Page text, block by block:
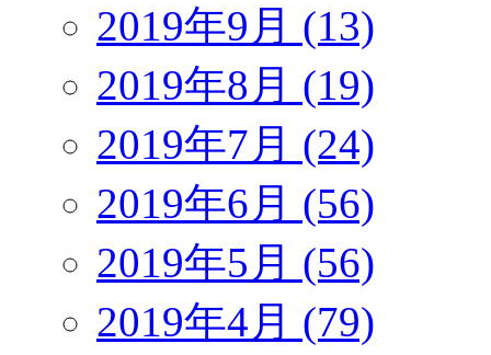
2019年9月 (13)
2019年8月 (19)
2019年7月 (24)
2019年6月 (56)
2019年5月 (56)
2019年4月 (79)